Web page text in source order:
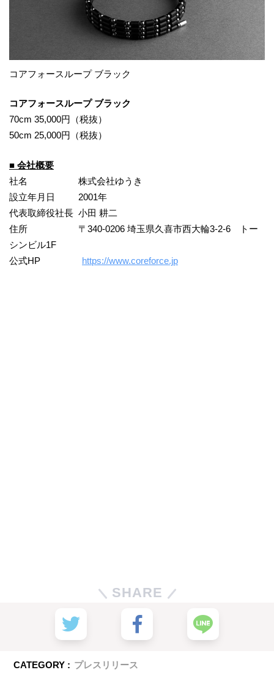
コアフォースループ ブラック
コアフォースループ ブラック
70cm 35,000円（税抜）
50cm 25,000円（税抜）
■ 会社概要
社名 株式会社ゆうき
設立年月日 2001年
代表取締役社長 小田 耕二
住所 〒340-0206 埼玉県久喜市西大輪3-2-6 トー
シンビル1F
公式HP https://www.coreforce.jp
SHARE
CATEGORY : プレスリリース